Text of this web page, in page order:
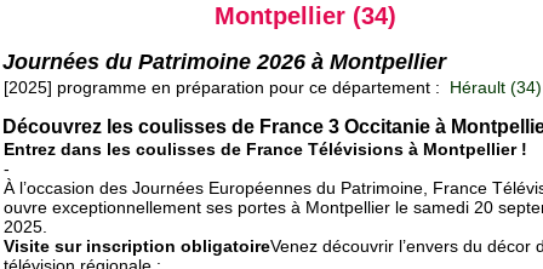
Montpellier (34)
Journées du Patrimoine 2026 à Montpellier
[2025] programme en préparation pour ce département : Hérault (34)
Découvrez les coulisses de France 3 Occitanie à
Entrez dans les coulisses de France Télévisions à Montpellier !
-
À l’occasion des Journées Européennes du Patrimoine, France
ouvre exceptionnellement ses portes à Montpellier le samedi 20
2025.
Visite sur inscription obligatoireVenez découvrir l’envers du décor